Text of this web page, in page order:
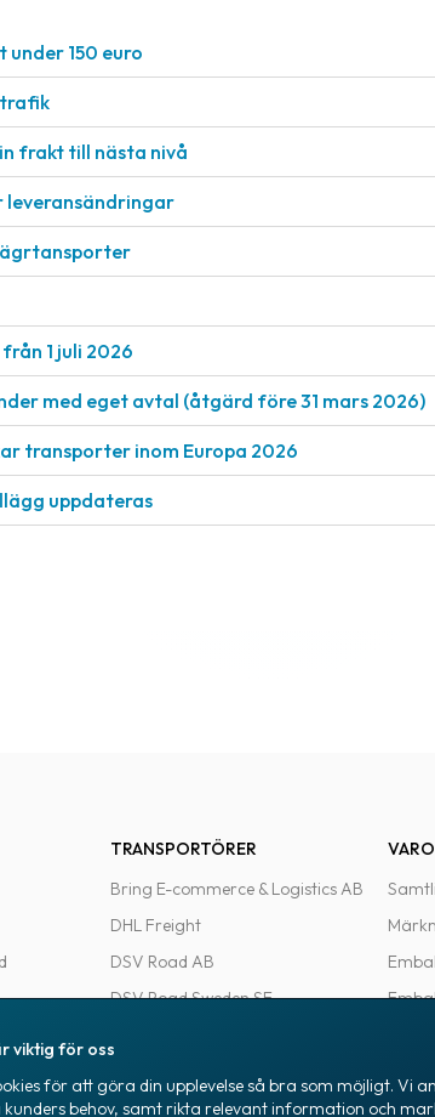
150 euro
frakt till nästa nivå
leveransändringar
1 juli 2026
med eget avtal (åtgärd före 31 mars 2026)
transporter inom Europa 2026
uppdateras
TRANSPORTÖRER
Bring E-commerce & Logistics AB
DHL Freight
DSV Road AB
DSV Road Sweden SE
PostNord Sverige AB
viktig för oss
för att göra din upplevelse så bra som möjligt. Vi
behov, samt rikta relevant information och